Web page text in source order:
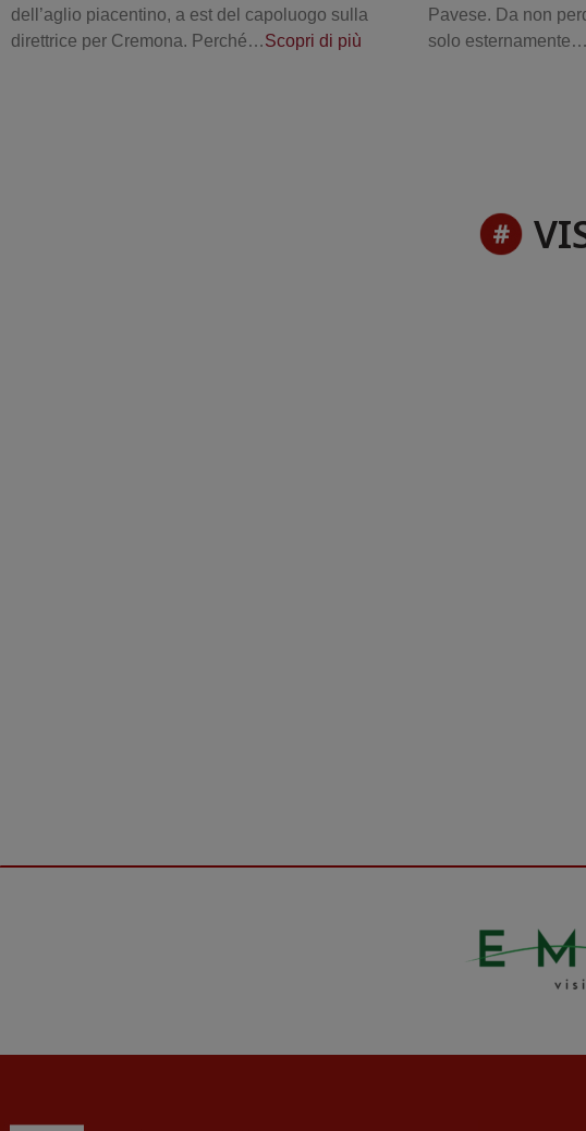
dell’aglio piacentino, a est del capoluogo sulla
direttrice per Cremona. Perché…Scopri di più
Pavese. Da non
solo esternamente…